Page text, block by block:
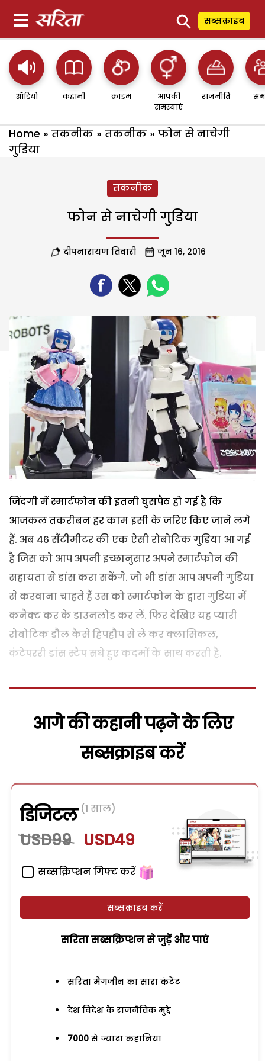
⚲ सब्सक्राइब
ऑडियो कहानी क्राइम
आपकी
समस्याएं
राजनीति
Home » तकनीक » तकनीक » फोन से नाचेगी
गुडि़या
तकनीक
फोन से नाचेगी गुडि़या
दीपनारायण तिवारी जून 16, 2016
जिंदगी में स्मार्टफोन की इतनी घुसपैठ हो गई है कि
आजकल तकरीबन हर काम इसी के जरिए किए जाने लगे
हैं. अब 46 सैंटीमीटर की एक ऐसी रोबोटिक गुडि़या आ गई
है जिस को आप अपनी इच्छानुसार अपने स्मार्टफोन की
सहायता से डांस करा सकेंगे. जो भी डांस आप अपनी गुडि़या
से करवाना चाहते हैं उस को स्मार्टफोन के द्वारा गुडि़या में
कनैक्ट कर के डाउनलोड कर लें. फिर देखिए यह प्यारी
रोबोटिक डौल कैसे हिपहौप से ले कर क्लासिकल,
कंटेपररी डांस स्टैप सधे हुए कदमों के साथ करती है.
आगे की कहानी पढ़ने के लिए
सब्सक्राइब करें
डिजिटल (1 साल)
USD99 USD49
सब्सक्रिप्शन गिफ्ट करें
सब्सक्राइब करें
सरिता सब्सक्रिप्शन से जुड़ेें और पाएं
सरिता मैगजीन का सारा कंटेंट
देश विदेश के राजनैतिक मुद्दे
7000 से ज्यादा कहानियां